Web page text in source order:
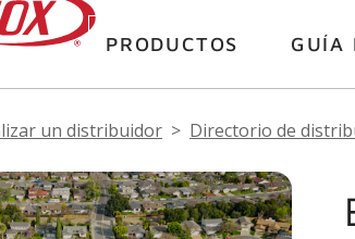
PRODUCTOS GUÍA
un distribuidor Directorio de